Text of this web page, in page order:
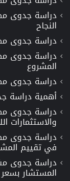
دراسة جدوى
النجاح
دراسة جدوى
دراسة جدوى
المشروع
دراسة جدوى
أهمية دراسة
دراسة جدوى
والاستثمارات
دراسة جدوى
في تقييم
دراسة جدوى
المستشار